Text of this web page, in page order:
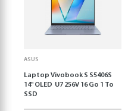
ASUS
Laptop Vivobook S S5406S
14" OLED U7 256V 16 Go 1 To
SSD